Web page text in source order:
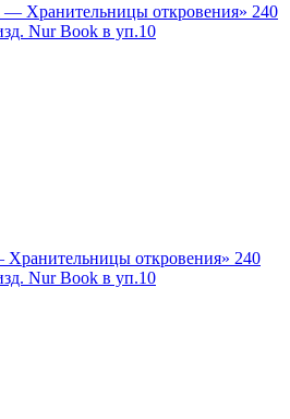
откровения» 240
Nur Book в уп.10